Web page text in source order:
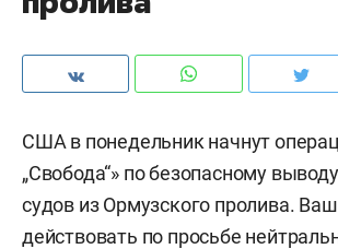
США в понедельник начнут
„Свобода“» по безопасному
судов из Ормузского пролива.
действовать по просьбе